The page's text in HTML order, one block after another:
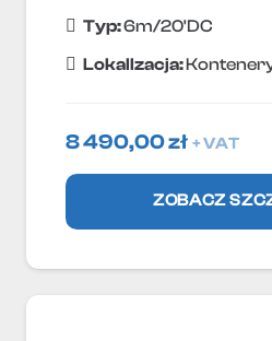
Typ:6m/20'DC
Lokallzacja:
8 490,00zł + VAT
ZOBACZ